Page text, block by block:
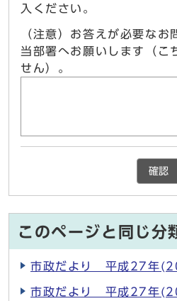
入ください。
（注意）お答えが必要なお
当部署へお願いします（こ
せん）。
確認
このページと同じ分
市政だより 平成27年
市政だより 平成27年